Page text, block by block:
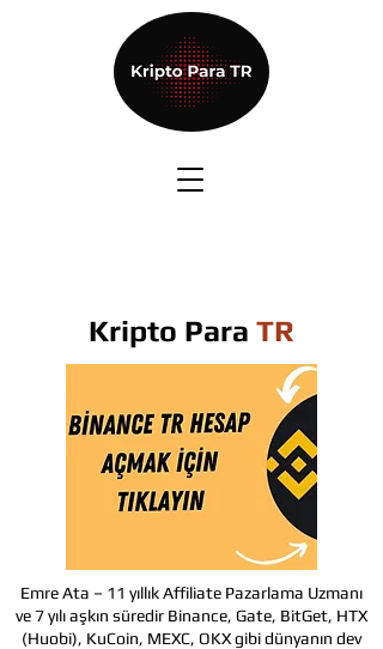
Kripto Para TR
Emre Ata – 11 yıllık Affiliate Pazarlama Uzmanı
ve 7 yılı aşkın süredir Binance, Gate, BitGet, HTX
(Huobi), KuCoin, MEXC, OKX gibi dünyanın dev